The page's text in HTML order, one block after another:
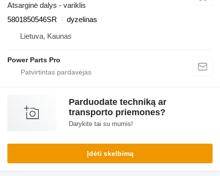
Atsarginė dalys - variklis
5801850546SR
dyzelinas
Lietuva, Kaunas
Power Parts Pro
Parduodate techniką ar
transporto priemones?
Darykite tai su mumis!
Įdėti skelbimą